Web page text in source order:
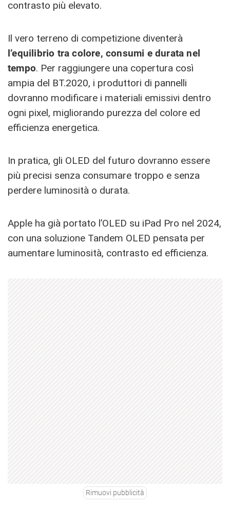
contrasto più elevato.
Il vero terreno di competizione diventerà
l’equilibrio tra colore, consumi e durata nel
tempo. Per raggiungere una copertura così
ampia del BT.2020, i produttori di pannelli
dovranno modificare i materiali emissivi dentro
ogni pixel, migliorando purezza del colore ed
efficienza energetica.
In pratica, gli OLED del futuro dovranno essere
più precisi senza consumare troppo e senza
perdere luminosità o durata.
Apple ha già portato l’OLED su iPad Pro nel 2024,
con una soluzione Tandem OLED pensata per
aumentare luminosità, contrasto ed efficienza.
Rimuovi pubblicità